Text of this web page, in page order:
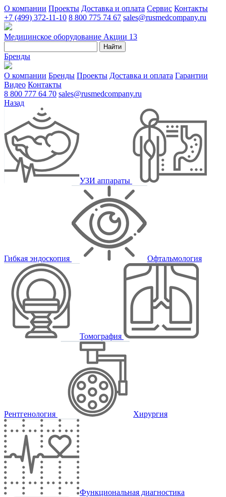
О компании Проекты Доставка и оплата Сервис Контакты
+7 (499) 372-11-10 8 800 775 74 67 sales@rusmedcompany.ru
Медицинское оборудование Акции 13
Найти
Бренды
О компании Бренды Проекты Доставка и оплата Гарантии
Видео Контакты
8 800 777 64 70 sales@rusmedcompany.ru
Назад
УЗИ аппараты
Гибкая эндоскопия Офтальмология
Томография
Рентгенология Хирургия
Функциональная диагностика